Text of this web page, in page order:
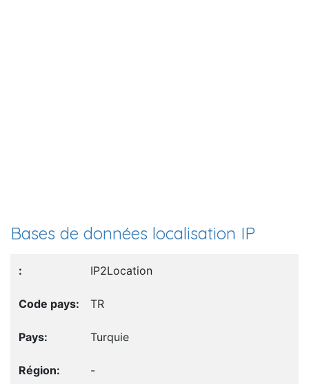
Bases de données localisation IP
IP2Location
TR
Turquie
-